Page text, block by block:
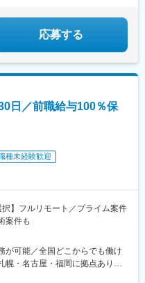
(福岡県)、春日原駅、白石駅(札幌
島県)、久留米高校前駅、沼津
谷駅、今井駅、中島駅(愛知県)、
部駅、次郎丸駅、長沼駅(静岡
、野々市工大前駅、勝田台駅、
子駅、脇田駅、押野駅、春日野
応募する
日／前職給与100％保
種未経験歓迎
】フルリモート／プライム案件
案件も
が可能／全国どこからでも働け
幌・名古屋・福岡に拠点あり】
決定／転居を伴う転勤なし★海